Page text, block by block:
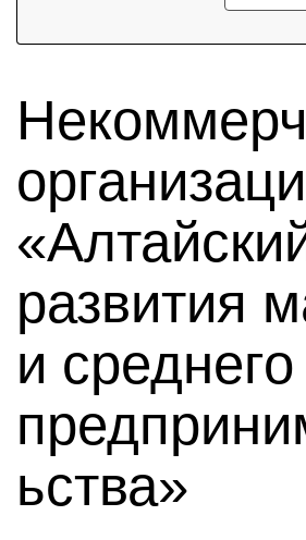
развития
и среднего
ьства»